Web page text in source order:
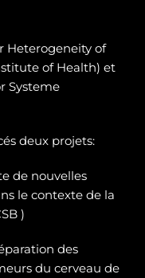
Heterogeneity of
of Health) et
Systeme
deux projets:
de nouvelles
le contexte de la
)
des
du cerveau de